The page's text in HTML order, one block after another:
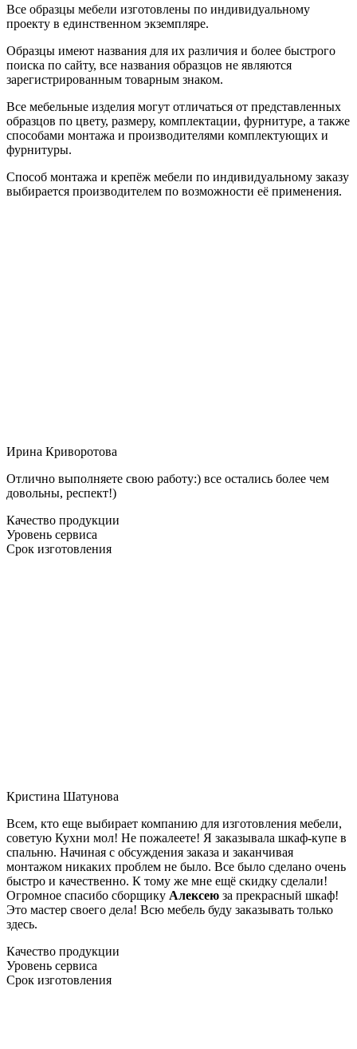
Все образцы мебели изготовлены по индивидуальному
проекту в единственном экземпляре.
Образцы имеют названия для их различия и более быстрого
поиска по сайту, все названия образцов не являются
зарегистрированным товарным знаком.
Все мебельные изделия могут отличаться от представленных
образцов по цвету, размеру, комплектации, фурнитуре, а также
способами монтажа и производителями комплектующих и
фурнитуры.
Способ монтажа и крепёж мебели по индивидуальному заказу
выбирается производителем по возможности её применения.
Ирина Криворотова
Отлично выполняете свою работу:) все остались более чем
довольны, респект!)
Качество продукции
Уровень сервиса
Срок изготовления
Кристина Шатунова
Всем, кто еще выбирает компанию для изготовления мебели,
советую Кухни мол! Не пожалеете! Я заказывала шкаф-купе в
спальню. Начиная с обсуждения заказа и заканчивая
монтажом никаких проблем не было. Все было сделано очень
быстро и качественно. К тому же мне ещё скидку сделали!
Огромное спасибо сборщику Алексею за прекрасный шкаф!
Это мастер своего дела! Всю мебель буду заказывать только
здесь.
Качество продукции
Уровень сервиса
Срок изготовления